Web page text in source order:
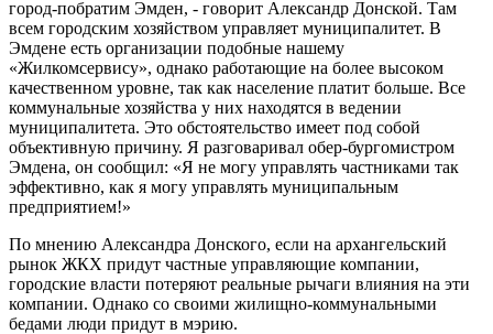
город-побратим Эмден, - говорит Александр Донской. Там
всем городским хозяйством управляет муниципалитет. В
Эмдене есть организации подобные нашему
«Жилкомсервису», однако работающие на более высоком
качественном уровне, так как население платит больше. Все
коммунальные хозяйства у них находятся в ведении
муниципалитета. Это обстоятельство имеет под собой
объективную причину. Я разговаривал обер-бургомистром
Эмдена, он сообщил: «Я не могу управлять частниками так
эффективно, как я могу управлять муниципальным
предприятием!»
По мнению Александра Донского, если на архангельский
рынок ЖКХ придут частные управляющие компании,
городские власти потеряют реальные рычаги влияния на эти
компании. Однако со своими жилищно-коммунальными
бедами люди придут в мэрию.